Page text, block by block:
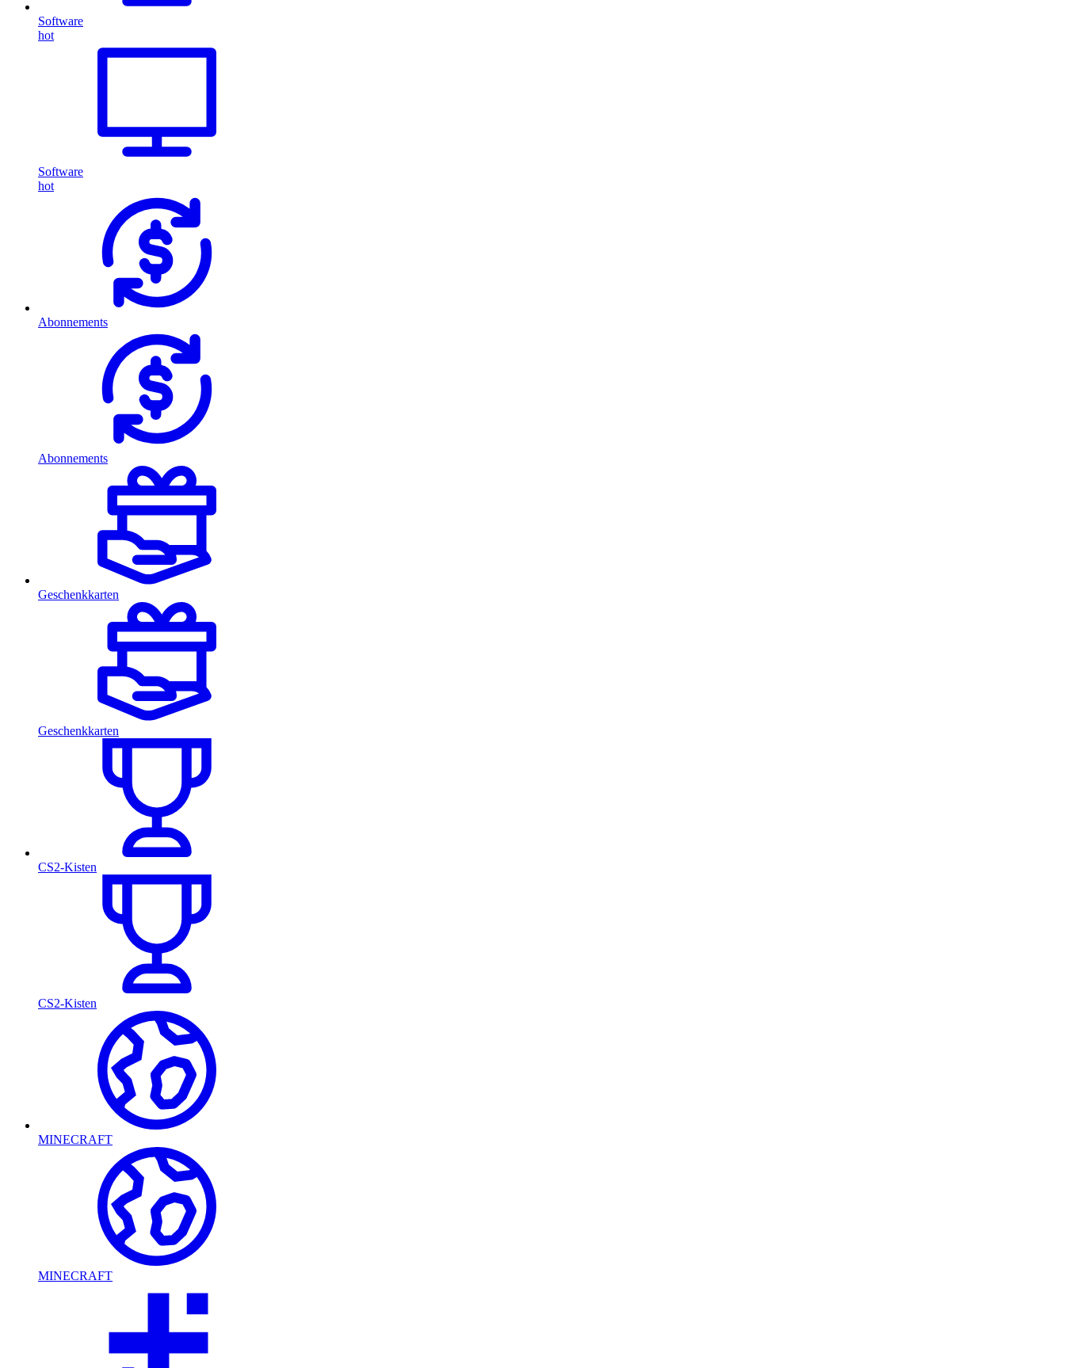
Software
hot
Software
hot
Abonnements
Abonnements
Geschenkkarten
Geschenkkarten
CS2-Kisten
CS2-Kisten
MINECRAFT
MINECRAFT